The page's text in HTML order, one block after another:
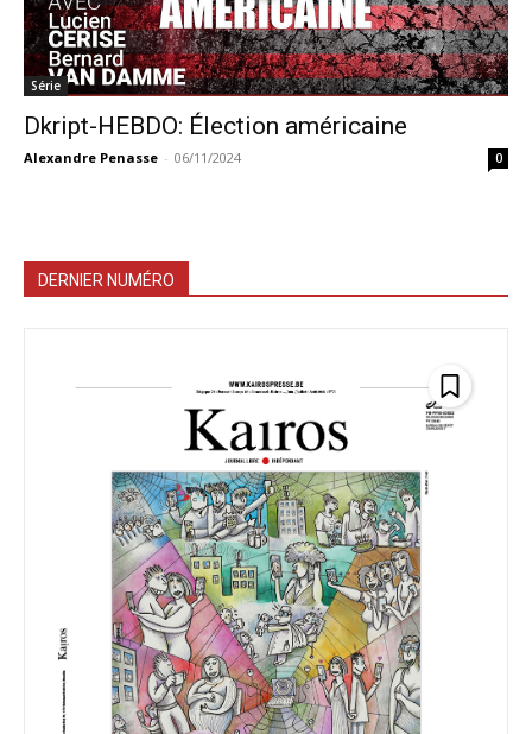
Série
Dkript-HEBDO: Élection américaine
Alexandre Penasse - 06/11/2024 0
DERNIER NUMÉRO